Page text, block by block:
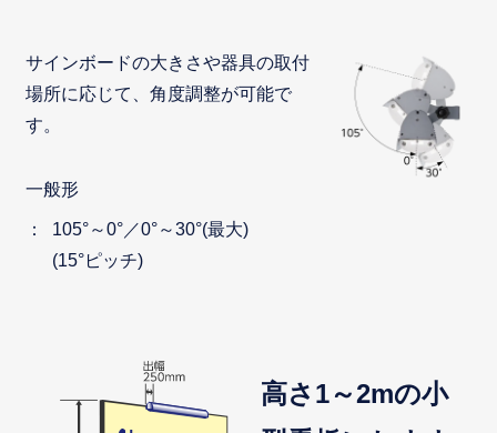
サインボードの大きさや器具の取付
場所に応じて、角度調整が可能で
す。
一般形
105°～0°／0°～30°(最大)
(15°ピッチ)
高さ1～2mの小